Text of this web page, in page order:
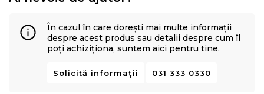
În cazul în care dorești mai multe informații
despre acest produs sau detalii despre cum îl
poți achiziționa, suntem aici pentru tine.
Solicită informații 031 333 0330